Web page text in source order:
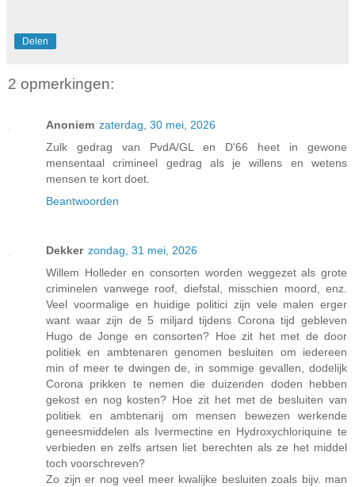
Delen
2 opmerkingen:
Anoniem zaterdag, 30 mei, 2026
Zulk gedrag van PvdA/GL en D'66 heet in gewone
mensentaal crimineel gedrag als je willens en wetens
mensen te kort doet.
Beantwoorden
Dekker zondag, 31 mei, 2026
Willem Holleder en consorten worden weggezet als grote
criminelen vanwege roof, diefstal, misschien moord, enz.
Veel voormalige en huidige politici zijn vele malen erger
want waar zijn de 5 miljard tijdens Corona tijd gebleven
Hugo de Jonge en consorten? Hoe zit het met de door
politiek en ambtenaren genomen besluiten om iedereen
min of meer te dwingen de, in sommige gevallen, dodelijk
Corona prikken te nemen die duizenden doden hebben
gekost en nog kosten? Hoe zit het met de besluiten van
politiek en ambtenarij om mensen bewezen werkende
geneesmiddelen als Ivermectine en Hydroxychloriquine te
verbieden en zelfs artsen liet berechten als ze het middel
toch voorschreven?
Zo zijn er nog veel meer kwalijke besluiten zoals bijv. man